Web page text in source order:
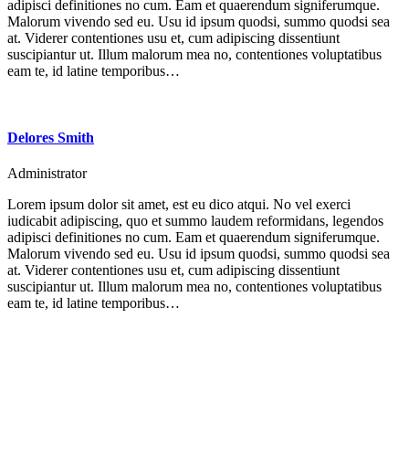
adipisci definitiones no cum. Eam et quaerendum signiferumque.
Malorum vivendo sed eu. Usu id ipsum quodsi, summo quodsi sea
at. Viderer contentiones usu et, cum adipiscing dissentiunt
suscipiantur ut. Illum malorum mea no, contentiones voluptatibus
eam te, id latine temporibus…
Delores Smith
Administrator
Lorem ipsum dolor sit amet, est eu dico atqui. No vel exerci
iudicabit adipiscing, quo et summo laudem reformidans, legendos
adipisci definitiones no cum. Eam et quaerendum signiferumque.
Malorum vivendo sed eu. Usu id ipsum quodsi, summo quodsi sea
at. Viderer contentiones usu et, cum adipiscing dissentiunt
suscipiantur ut. Illum malorum mea no, contentiones voluptatibus
eam te, id latine temporibus…